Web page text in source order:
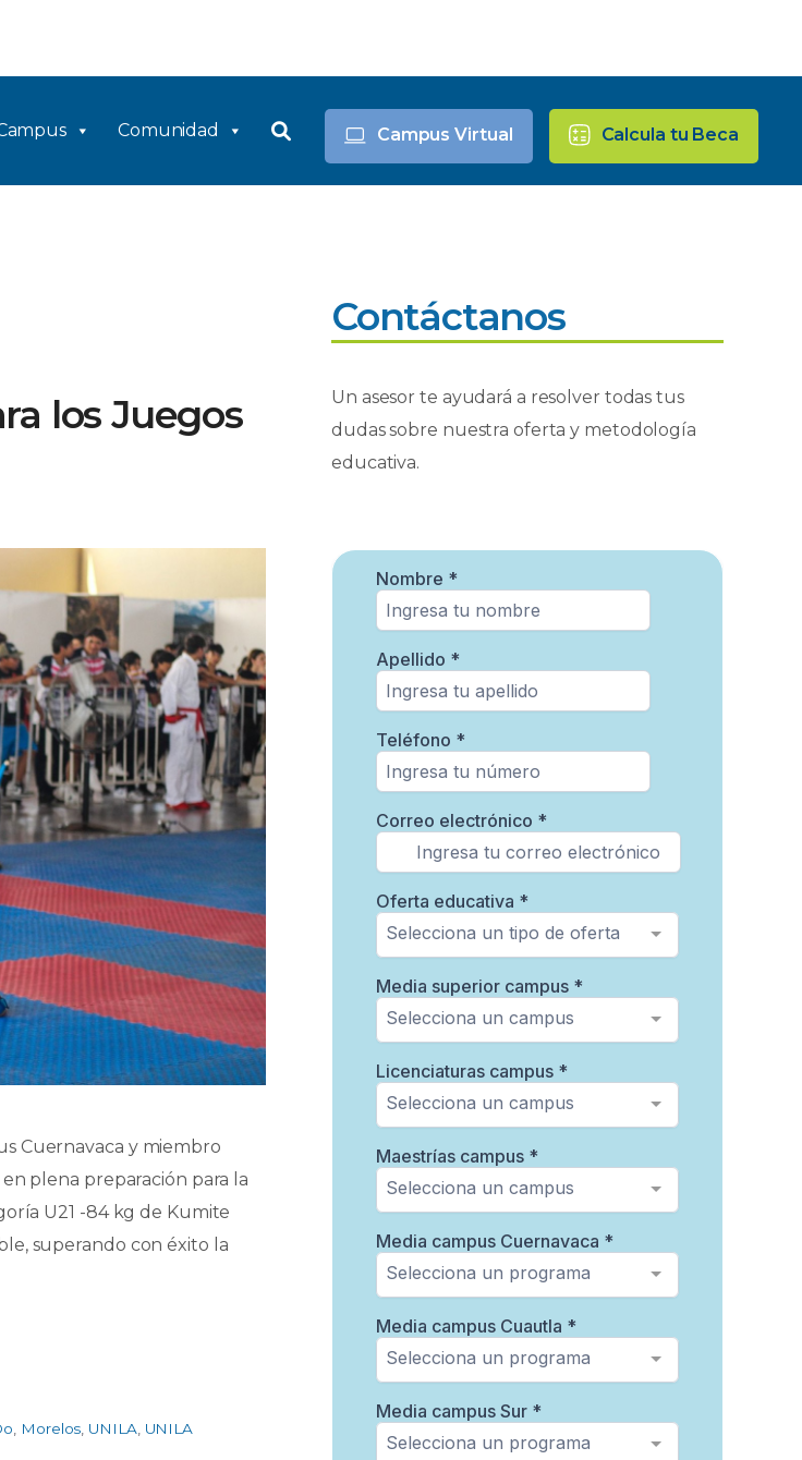
Comunidad Campus Virtual Calcula tu Beca
los Juegos
Cuernavaca y miembro
plena preparación para la
U21 -84 kg de Kumite
superando con éxito la
Morelos UNILA UNILA
Contáctanos
Un asesor te ayudará a resolver todas tus
dudas sobre nuestra oferta y metodología
educativa.